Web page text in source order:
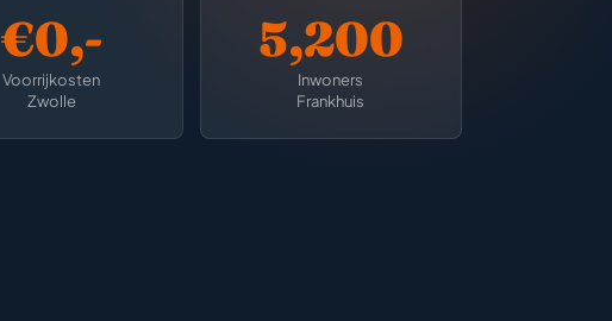
€0,-
Voorrijkosten
Zwolle
5,200
Inwoners
Frankhuis